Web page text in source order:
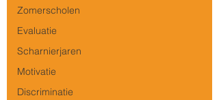
Zomerscholen
Evaluatie
Scharnierjaren
Motivatie
Discriminatie